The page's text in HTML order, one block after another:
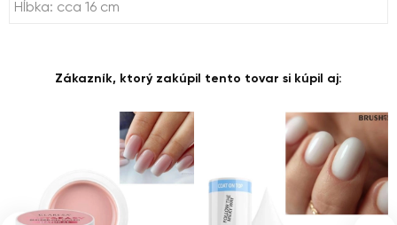
Hĺbka: cca 16 cm
Zákazník, ktorý zakúpil tento tovar si kúpil aj: